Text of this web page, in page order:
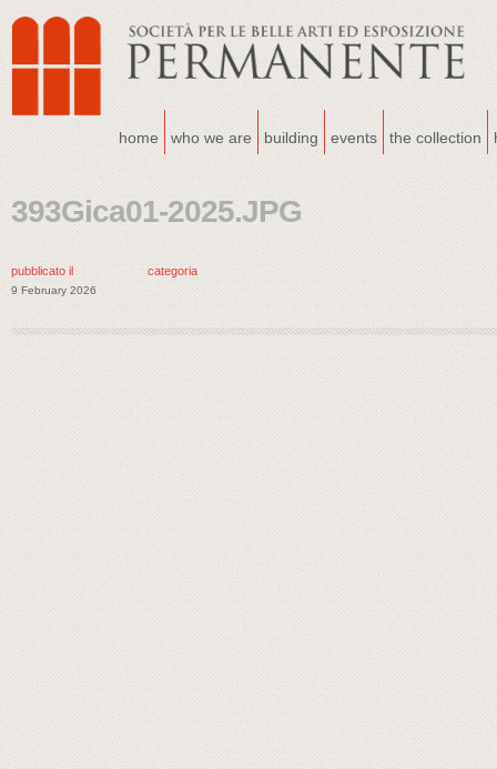
home who we are building events the collection
393Gica01-2025.JPG
pubblicato il
9 February 2026
categoria